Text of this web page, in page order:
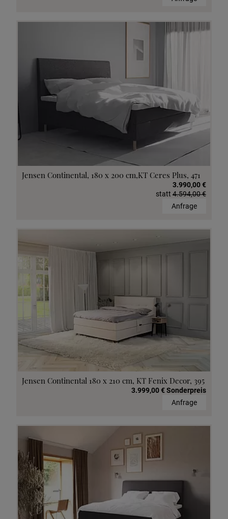
Jensen Continental, 180 x 200 cm,KT Ceres Plus, 471
3.990,00 €
statt 4.594,00 €
Anfrage
Jensen Continental 180 x 210 cm, KT Fenix Decor, 395
3.999,00 € Sonderpreis
Anfrage